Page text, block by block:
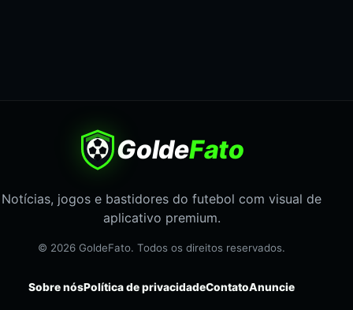
GoldeFato
Notícias, jogos e bastidores do futebol com visual de
aplicativo premium.
© 2026 GoldeFato. Todos os direitos reservados.
Sobre nósPolítica de privacidadeContatoAnuncie